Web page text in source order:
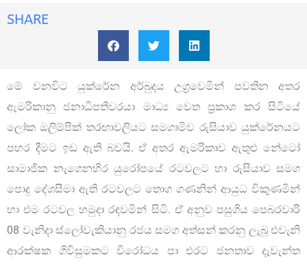
SHARE
මේ වනවිට යුක්රේන අර්බුදය උග්‍රවෙමින් පවතින අතර
ඇමරිකානු ජනාධිපතිවරයා මාධ්‍ය වෙත ප්‍රකාශ කර සිටියේ
ලෝක ඔලිම්පික් තරඟාවලියට සමගාමිව රුසියාව යුක්රේනයට
පහර දීමට ඉඩ ඇති බවයි. ඒ අතර ඇමරිකාව ඇතුළු නේටෝ
සාමාජික නැගෙනහිර යුරෝපයේ රටවලට හා රුසියාව සමග
පොදු දේශසීමා ඇති රටවලට තොග ගණනින් ආයුධ විකුණමින්
හා එම රටවල හමුදා රඳවමින් සිටි. ඒ අනුව පසුගිය පෙබරවාරි
08 වැනිදා ස්ලෝවැකියානු රජය සමග අත්සන් කරනු ලැබූ එවැනි
ආරක්ෂක ගිවිසුමකට විරෝධය පා එරට ජනතාව දැවැන්ත